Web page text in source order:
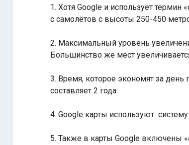
1. Хотя Google и использует
с самолётов с высоты 250-450
2. Максимальный уровень
Большинство же мест
3. Время, которое экономят за
составляет 2 года.
4. Google карты используют
5. Также в карты Google включены